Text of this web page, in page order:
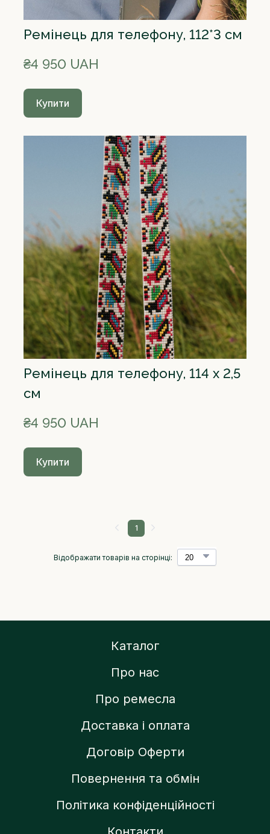
Ремінець для телефону, 112*3 см
₴4 950 UAH
Купити
Ремінець для телефону, 114 х 2,5
см
₴4 950 UAH
Купити
Відображати товарів на сторінці:
1
Каталог
Про нас
Про ремесла
Доставка і оплата
Договір Оферти
Повернення та обмін
Політика конфіденційності